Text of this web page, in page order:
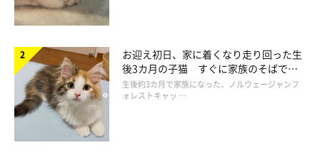
お迎え初日、家に着くなり走り回った生
後3カ月の子猫 すぐに家族のそばで落
ち着く姿に「迎えてよかった」
生後約3カ月で家族になった、ノルウェージャンフ
ォレストキャッ …